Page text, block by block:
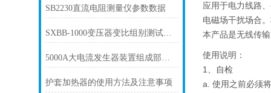
SB2230直流电阻测量仪参数数据
SXBB-1000变压器变比组别测试仪现场试验操作方法
5000A大电流发生器装置组成部分及安全操作规程
护套加热器的使用方法及注意事项
应用于电力线路
电磁场干扰场合
本产品是无线传
使用说明：
1、自检
a. 使用之前必须